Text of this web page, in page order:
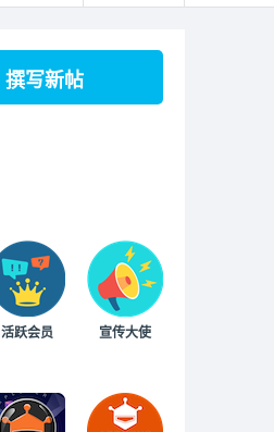
撰写新帖
活跃会员 宣传大使